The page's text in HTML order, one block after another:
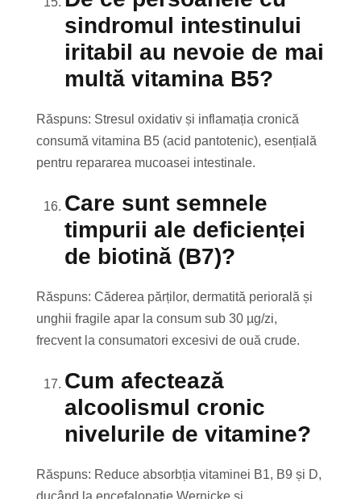
sindromul intestinului
iritabil au nevoie de mai
multă vitamina B5?
Răspuns: Stresul oxidativ și inflamația cronică
consumă vitamina B5 (acid pantotenic), esențială
pentru repararea mucoasei intestinale.
Care sunt semnele
timpurii ale deficienței
de biotină (B7)?
Răspuns: Căderea părților, dermatită periorală și
unghii fragile apar la consum sub 30 µg/zi,
frecvent la consumatori excesivi de ouă crude.
Cum afectează
alcoolismul cronic
nivelurile de vitamine?
Răspuns: Reduce absorbția vitaminei B1, B9 și D,
ducând la encefalopatie Wernicke și